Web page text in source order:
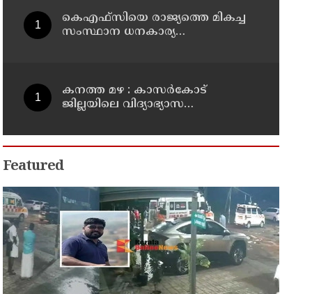
കെഎഫ്‌സിയെ രാജ്യത്തെ മികച്ച
സംസ്ഥാന ധനകാര്യ
കനത്ത മഴ : കാസർകോട്
ജില്ലയിലെ വിദ്യാഭ്യാസ
Featured